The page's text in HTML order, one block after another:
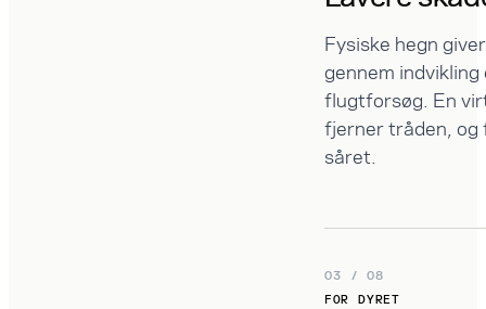
Fysiske hegn
gennem indvikling
flugtforsøg. En
fjerner tråden, og
såret.
03 / 08
FOR DYRET